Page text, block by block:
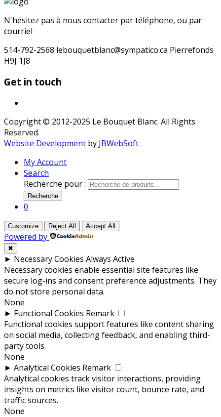
N'hésitez pas à nous contacter par téléphone, ou par
courriel
514-792-2568 lebouquetblanc@sympatico.ca Pierrefonds
H9J 1J8
Get in touch
Copyright © 2012-2025 Le Bouquet Blanc. All Rights
Reserved.
Website Development by JBWebSoft
My Account
Search
Recherche pour :
Recherche
0
Customize Reject All Accept All
Powered by
✖
► Necessary Cookies Always Active
Necessary cookies enable essential site features like
secure log-ins and consent preference adjustments. They
do not store personal data.
None
► Functional Cookies Remark
Functional cookies support features like content sharing
on social media, collecting feedback, and enabling third-
party tools.
None
► Analytical Cookies Remark
Analytical cookies track visitor interactions, providing
insights on metrics like visitor count, bounce rate, and
traffic sources.
None